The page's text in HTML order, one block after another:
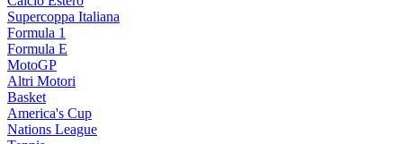
Supercoppa Italiana
Formula 1
Formula E
MotoGP
Altri Motori
Basket
America's Cup
Nations League